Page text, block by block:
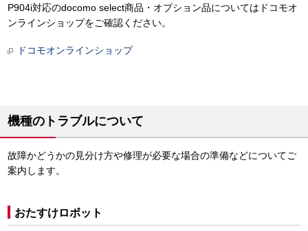
P904i対応のdocomo select商品・オプション品についてはドコモオ
ンラインショップをご確認ください。
ドコモオンラインショップ
機種のトラブルについて
故障かどうかの見分け方や修理が必要な場合の準備などについてご
案内します。
おたすけロボット